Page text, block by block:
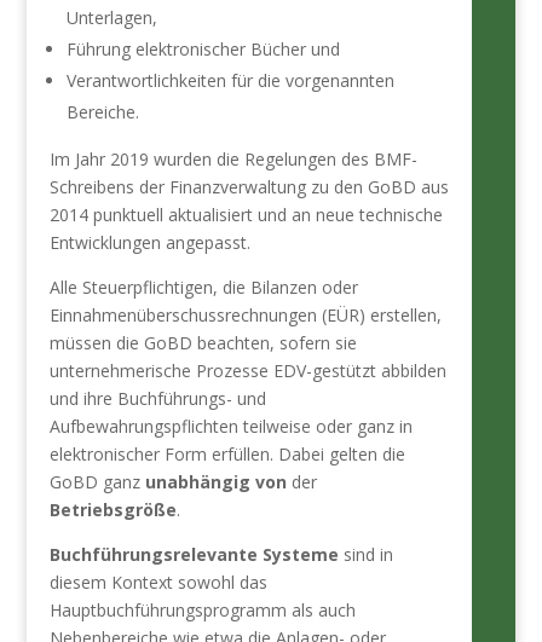
Unterlagen,
Führung elektronischer Bücher und
Verantwortlichkeiten für die vorgenannten
Bereiche.
Im Jahr 2019 wurden die Regelungen des BMF-
Schreibens der Finanzverwaltung zu den GoBD aus
2014 punktuell aktualisiert und an neue technische
Entwicklungen angepasst.
Alle Steuerpflichtigen, die Bilanzen oder
Einnahmenüberschussrechnungen (EÜR) erstellen,
müssen die GoBD beachten, sofern sie
unternehmerische Prozesse EDV-gestützt abbilden
und ihre Buchführungs- und
Aufbewahrungspflichten teilweise oder ganz in
elektronischer Form erfüllen. Dabei gelten die
GoBD ganz unabhängig von der
Betriebsgröße.
Buchführungsrelevante Systeme sind in
diesem Kontext sowohl das
Hauptbuchführungsprogramm als auch